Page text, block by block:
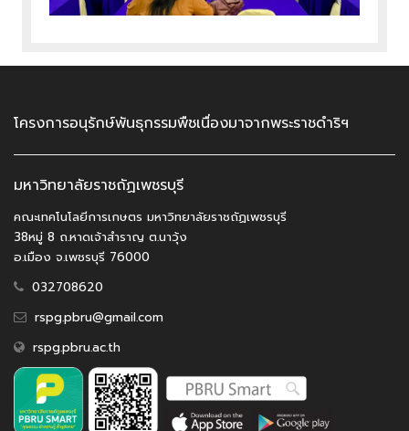
โครงการอนุรักษ์พันธุกรรมพืชเนื่องมาจากพระราชดำริฯ
มหาวิทยาลัยราชถัฏเพชรบุรี
คณะเทคโนโลยีการเกษตร มหาวิทยาลัยราชถัฏเพชรบุรี
38หมู่ 8 ถ.หาดเจ้าสำราญ ต.นาวุ้ง
อ.เมือง จ.เพชรบุรี 76000
032708620
rspg.pbru@gmail.com
rspg.pbru.ac.th